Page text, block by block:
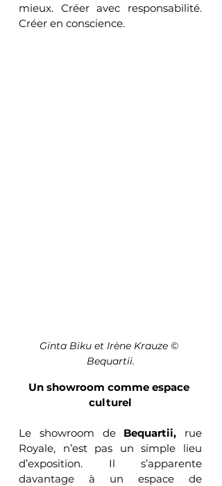
mieux. Créer avec responsabilité.
Créer en conscience.
Ginta Biku et Irène Krauze ©
Bequartii.
Un showroom comme espace
culturel
Le showroom de Bequartii, rue
Royale, n’est pas un simple lieu
d’exposition. Il s’apparente
davantage à un espace de